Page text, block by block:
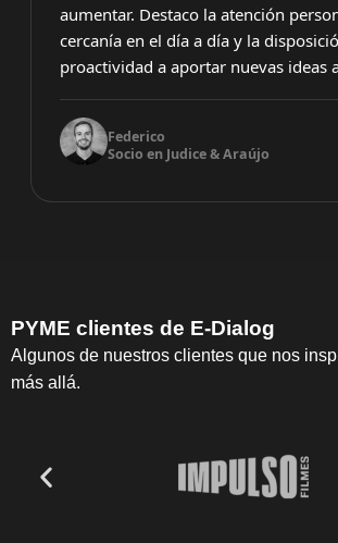
aumentar. Destaco la atención
cercanía en el día a día y la
proactividad a aportar nuevas ideas
Federico
Socio en Judice & Araújo
PYME clientes de E-Dialog
Algunos de nuestros clientes que nos
más allá.